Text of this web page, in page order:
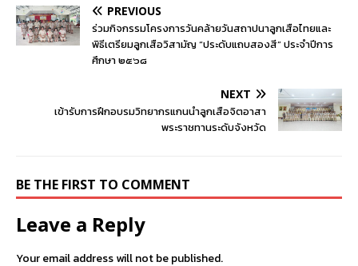
PREVIOUS
ร่วมกิจกรรมโครงการวันคล้ายวันสถาปนาลูกเสือไทยและ
พิธีเตรียมลูกเสือวิสามัญ “ประดับแถบสองสี” ประจำปีการ
ศึกษา ๒๕๖๘
NEXT
เข้ารับการฝึกอบรมวิทยากรแกนนำลูกเสือจิตอาสา
พระราชทานระดับจังหวัด
BE THE FIRST TO COMMENT
Leave a Reply
Your email address will not be published.